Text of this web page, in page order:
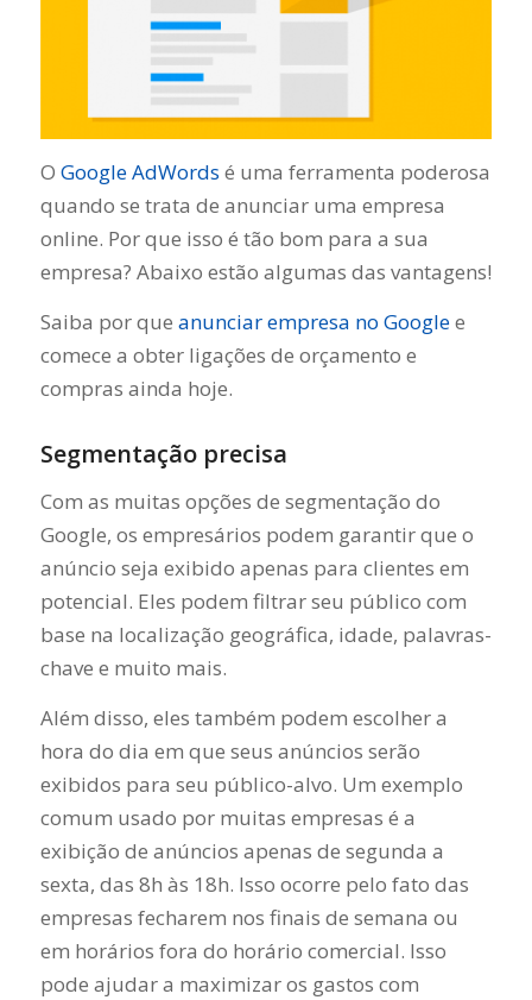
O Google AdWords é uma ferramenta poderosa
quando se trata de anunciar uma empresa
online. Por que isso é tão bom para a sua
empresa? Abaixo estão algumas das vantagens!
Saiba por que anunciar empresa no Googlee
comece a obter ligações de orçamento e
compras ainda hoje.
Segmentação precisa
Com as muitas opções de segmentação do
Google, os empresários podem garantir que o
anúncio seja exibido apenas para clientes em
potencial. Eles podem filtrar seu público com
base na localização geográfica, idade, palavras-
chave e muito mais.
Além disso, eles também podem escolher a
hora do dia em que seus anúncios serão
exibidos para seu público-alvo. Um exemplo
comum usado por muitas empresas é a
exibição de anúncios apenas de segunda a
sexta, das 8h às 18h. Isso ocorre pelo fato das
empresas fecharem nos finais de semana ou
em horários fora do horário comercial. Isso
pode ajudar a maximizar os gastos com